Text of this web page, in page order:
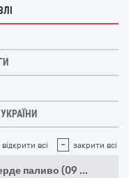
відкрити всі - закрити всі
паливо (09 ...